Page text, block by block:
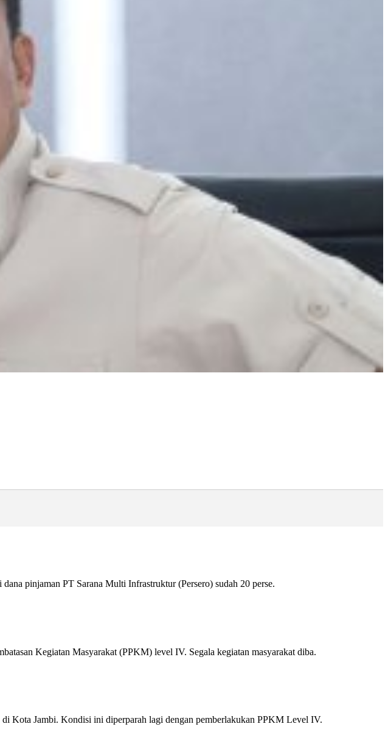
pinjaman PT Sarana Multi Infrastruktur (Persero) sudah 20 perse.
Kegiatan Masyarakat (PPKM) level IV. Segala kegiatan masyarakat diba.
Kota Jambi. Kondisi ini diperparah lagi dengan pemberlakukan PPKM Level IV.